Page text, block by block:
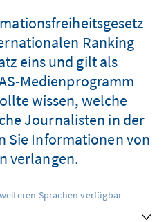
Ranking
eins und gilt als
Medienprogramm
wissen, welche
Journalisten in der
Sie Informationen von
verlangen.
Sprachen verfügbar